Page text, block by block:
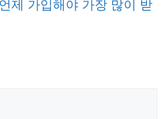
제 가입해야 가장 많이 받